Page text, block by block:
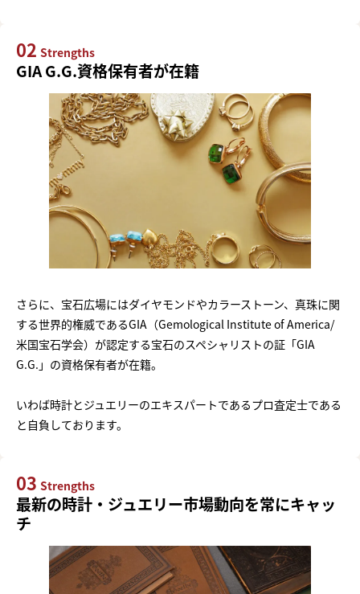
02 Strengths
GIA G.G.資格保有者が在籍
さらに、宝石広場にはダイヤモンドやカラーストーン、真珠に関
する世界的権威であるGIA（Gemological Institute of America/
米国宝石学会）が認定する宝石のスペシャリストの証「GIA
G.G.」の資格保有者が在籍。
いわば時計とジュエリーのエキスパートであるプロ査定士である
と自負しております。
03 Strengths
最新の時計・ジュエリー市場動向を常にキャッ
チ